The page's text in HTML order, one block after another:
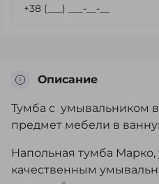
Описание
Тумба с умывальником
предмет мебели в
Напольная тумба Марко,
качественным